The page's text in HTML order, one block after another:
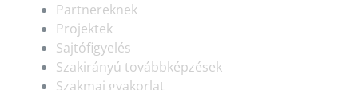
Partnereknek
Projektek
Sajtófigyelés
Szakirányú továbbképzések
Szakmai gyakorlat